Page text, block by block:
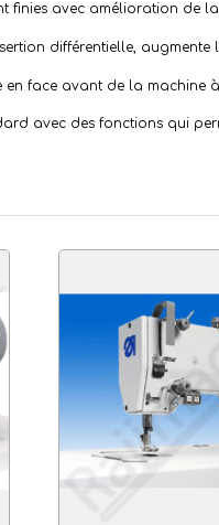
finies avec amélioration de
différentielle,
face avant de la machine
avec des fonctions qui